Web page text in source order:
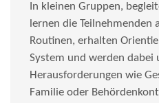
In kleinen Gruppen,
lernen die Teilnehmenden
Routinen, erhalten
System und werden
Herausforderungen wie
Familie oder